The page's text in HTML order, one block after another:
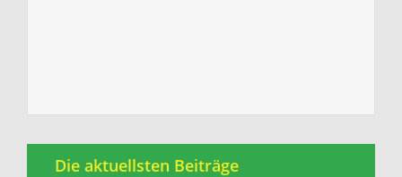
Die aktuellsten Beiträge